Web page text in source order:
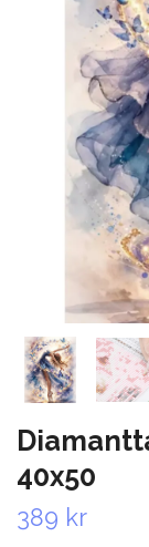
40x50
389 kr